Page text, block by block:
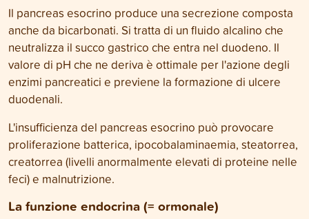
Il pancreas esocrino produce una secrezione composta
anche da bicarbonati. Si tratta di un fluido alcalino che
neutralizza il succo gastrico che entra nel duodeno. Il
valore di pH che ne deriva è ottimale per l'azione degli
enzimi pancreatici e previene la formazione di ulcere
duodenali.
L'insufficienza del pancreas esocrino può provocare
proliferazione batterica, ipocobalaminaemia, steatorrea,
creatorrea (livelli anormalmente elevati di proteine nelle
feci) e malnutrizione.
La funzione endocrina (= ormonale)